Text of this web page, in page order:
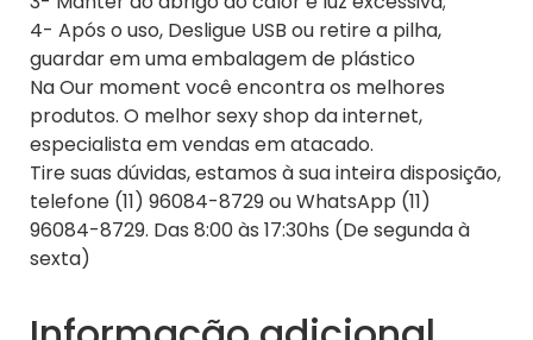
4- Após o uso, Desligue USB ou retire a pilha,
guardar em uma embalagem de plástico
Na Our moment você encontra os melhores
produtos. O melhor sexy shop da internet,
especialista em vendas em atacado.
Tire suas dúvidas, estamos à sua inteira disposição,
telefone (11) 96084-8729 ou WhatsApp (11)
96084-8729. Das 8:00 às 17:30hs (De segunda à
sexta)